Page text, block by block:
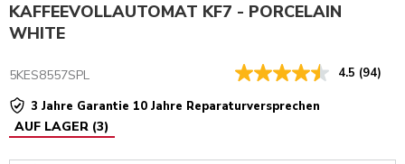
KAFFEEVOLLAUTOMAT KF7 - PORCELAIN
WHITE
5KES8557SPL 4.5 (94)
3 Jahre Garantie 10 Jahre Reparaturversprechen
AUF LAGER (3)